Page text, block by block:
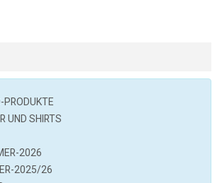
-PRODUKTE
UND SHIRTS
2026
2025/26